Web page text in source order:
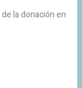
de la donación en